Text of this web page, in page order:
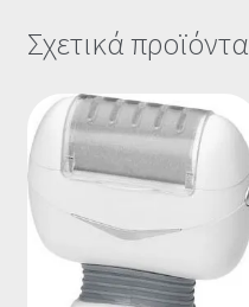
Σχετικά προϊόντα